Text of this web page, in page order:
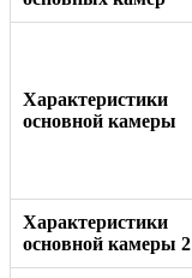
Характеристики
основной камеры
Характеристики
основной камеры 2